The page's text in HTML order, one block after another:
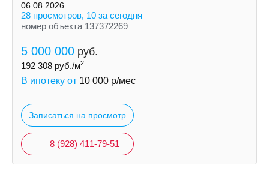
06.08.2026
28 просмотров, 10 за сегодня
номер объекта 137372269
5 000 000 руб.
192 308 руб./м2
В ипотеку от 10 000 р/мес
Записаться на просмотр
8 (928) 411-79-51